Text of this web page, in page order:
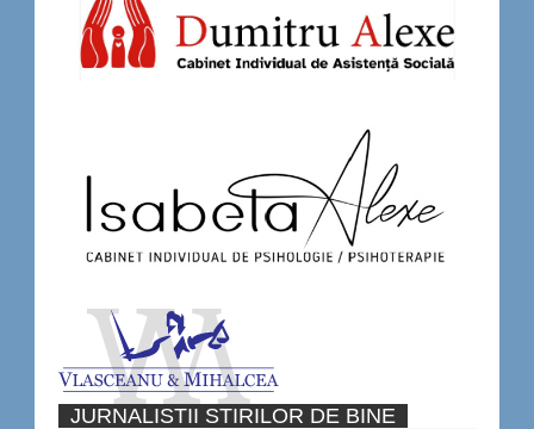
JURNALISTII STIRILOR DE BINE